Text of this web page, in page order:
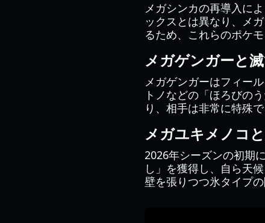
メガシンカの再導入に
ックスとは異なり、メ
るため、これらのポケ
メガゲンガーと
メガゲンガーはフィー
トノなどの「ほろびの
り、相手は非常に特殊
メガユキメノコ
2026年シーズンの初期
し」を獲得し、自ら天
壁を張りつつ氷タイプ